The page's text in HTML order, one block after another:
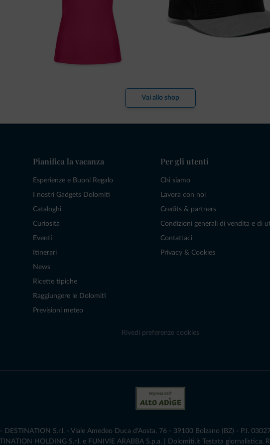
Vai allo shop
Pianifica la vacanza
Esperienze e Buoni Regalo
I nostri Gadgets Dolomiti
Cataloghi
Curiosità
Eventi
Itinerari
News
Ricette tipiche
Raggiungere le Dolomiti
Previsioni meteo
Per gli utenti
Chi siamo
Lavora con noi
Credits & partners
Condizioni generali di vendita e di
Contattaci
Privacy & Cookies
Rivedi preferenze cookies
S.r.l. - Viale Amedeo Duca d'Aosta, 76 - 39100 Bolzano (BZ) - P.I.
HOLDING S.r.l. e FUNIVIE ARABBA S.p.a. | Dolomiti.it Testata giornalistica.